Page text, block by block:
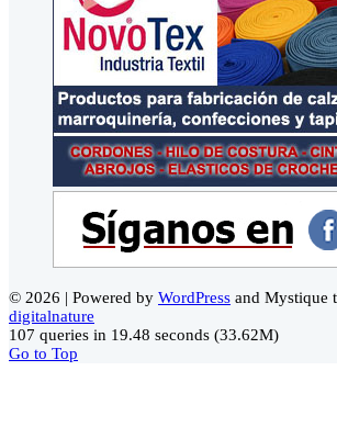
© 2026 | Powered by WordPress and Mystique
digitalnature
107 queries in 19.48 seconds (33.62M)
Go to Top